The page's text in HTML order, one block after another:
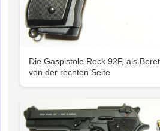
Die Gaspistole Reck 92F, als
von der rechten Seite